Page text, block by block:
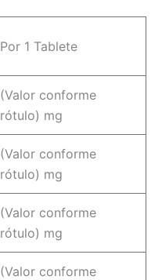
Por 1 Tablete
(Valor conforme
rótulo) mg
(Valor conforme
rótulo) mg
(Valor conforme
rótulo) mg
(Valor conforme